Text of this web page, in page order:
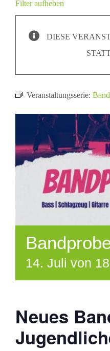
Filter aufheben
DIESE
Veranstaltungsserie:
14. Juli von
Neues